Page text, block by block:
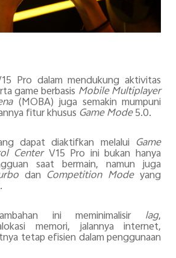
Pro dalam mendukungaktivitas
game berbasis Mobile Multiplayer
(MOBA) juga semakin mumpuni
fitur khusus Game Mode5.0.
dapat diaktifkan melalui Game
CenterV15 Pro ini bukan hanya
saat bermain, namun juga
dan Competition Modeyang
ini meminimalisir lag,
memori, jalannya internet,
tetap efisien dalampenggunaan